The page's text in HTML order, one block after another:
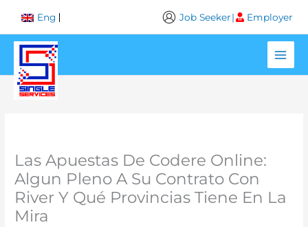
content
Eng Job Seeker| Employer
Las Apuestas De Codere Online:
Algun Pleno A Su Contrato Con
River Y Qué Provincias Tiene En La
Mira